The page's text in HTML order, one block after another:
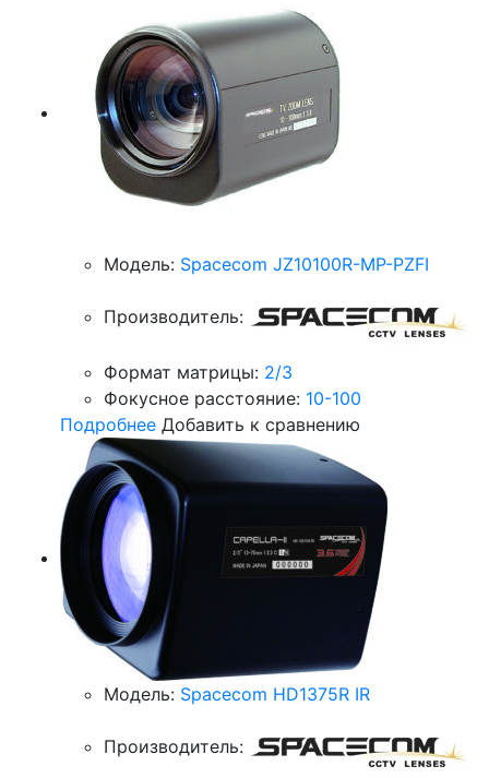
Модель: Spacecom JZ10100R-MP-PZFI
Производитель:
Формат матрицы: 2/3
Фокусное расстояние: 10-100
Подробнее Добавить к сравнению
Модель: Spacecom HD1375R IR
Производитель: